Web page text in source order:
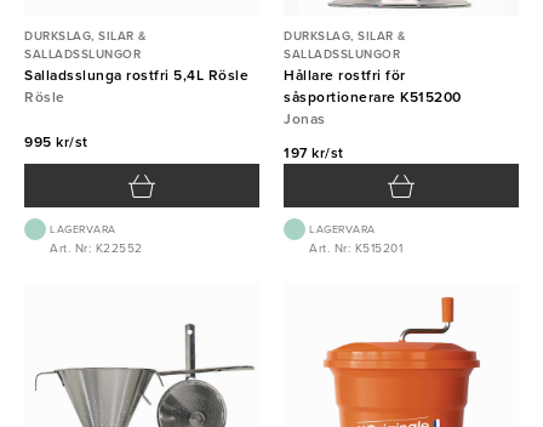
DURKSLAG, SILAR &
SALLADSSLUNGOR
Salladsslunga rostfri 5,4L Rösle
Rösle
995 kr/st
LAGERVARA
Art. Nr: K22552
DURKSLAG, SILAR &
SALLADSSLUNGOR
Hållare rostfri för
såsportionerare K515200
Jonas
197 kr/st
LAGERVARA
Art. Nr: K515201